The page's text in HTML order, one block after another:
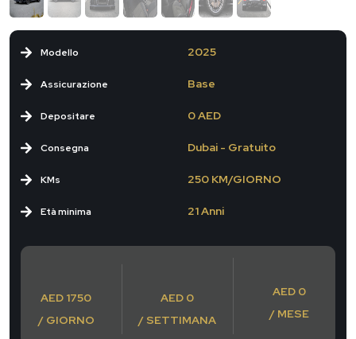
Modello
Assicurazione
Depositare
2025
Base
0 AED
Consegna
KMs
Età minima
Dubai - Gratuito
250 KM/GIORNO
21 Anni
AED 1750
/ GIORNO
AED 0
/ SETTIMANA
AED 0
/ MESE